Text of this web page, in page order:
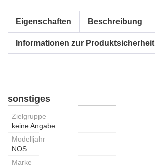
Eigenschaften Beschreibung
Informationen zur Produktsicherheit
sonstiges
Zielgruppe
keine Angabe
Modelljahr
NOS
Marke